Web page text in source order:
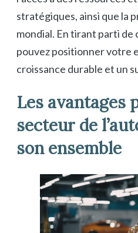
stratégiques, ainsi que la
mondial. En tirant parti de
pouvez positionner votre
croissance durable et un
Les avantages
secteur de
son ensemble